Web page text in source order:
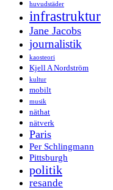
huvudstäder
infrastruktur
Jane Jacobs
journalistik
kaosteori
Kjell A Nordström
kultur
mobilt
musik
näthat
nätverk
Paris
Per Schlingmann
Pittsburgh
politik
resande